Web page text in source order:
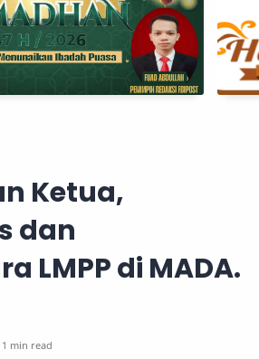
Ketua,
dan
LMPP di MADA.
1 min read